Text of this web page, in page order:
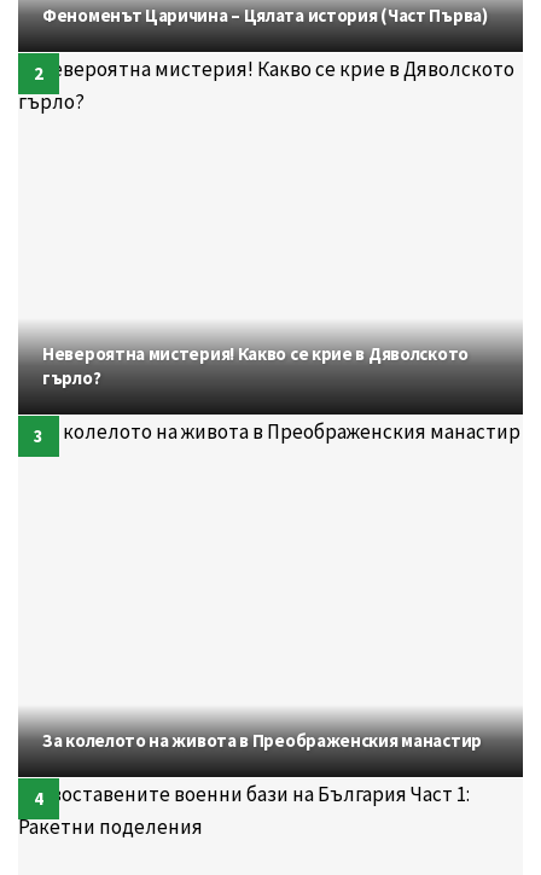
Феноменът Царичина – Цялата история (Част Първа)
Невероятна мистерия! Какво се крие в Дяволското
гърло?
За колелото на живота в Преображенския манастир